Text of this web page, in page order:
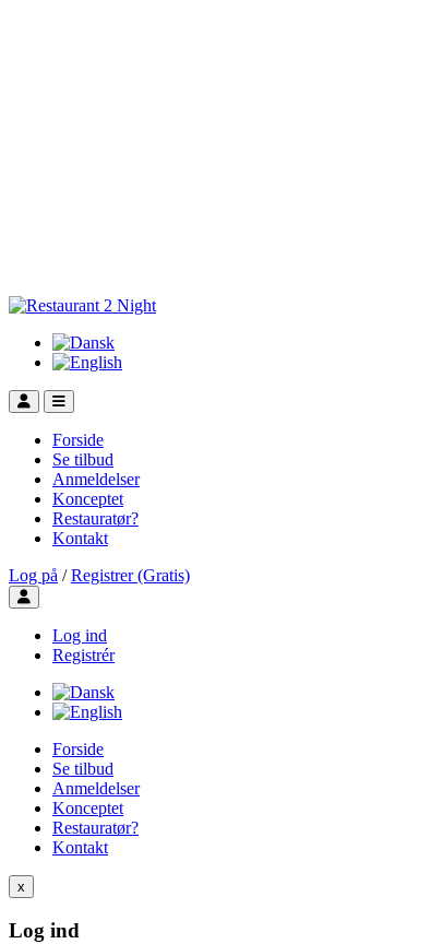
Forside
Se tilbud
Anmeldelser
Konceptet
Restauratør?
Kontakt
Log på / Registrer (Gratis)
Toggle user menu
Log ind
Registrér
Forside
Se tilbud
Anmeldelser
Konceptet
Restauratør?
Kontakt
x
Log ind